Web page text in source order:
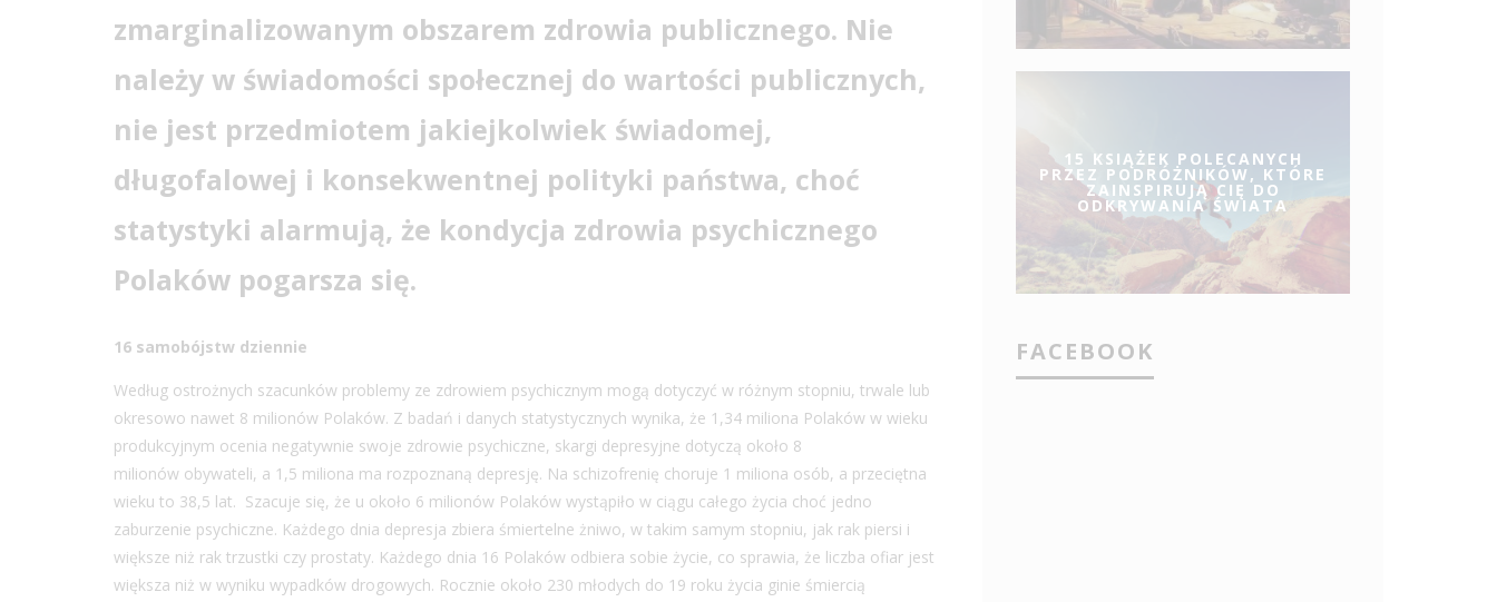
zmarginalizowanym obszarem zdrowia publicznego. Nie
należy w świadomości społecznej do wartości publicznych,
nie jest przedmiotem jakiejkolwiek świadomej,
długofalowej i konsekwentnej polityki państwa, choć
statystyki alarmują, że kondycja zdrowia psychicznego
Polaków pogarsza się.
16 samobójstw dziennie
Według ostrożnych szacunków problemy ze zdrowiem psychicznym mogą dotyczyć w różnym stopniu, trwale lub
okresowo nawet 8 milionów Polaków. Z badań i danych statystycznych wynika, że 1,34 miliona Polaków w wieku
produkcyjnym ocenia negatywnie swoje zdrowie psychiczne, skargi depresyjne dotyczą około 8
milionów obywateli, a 1,5 miliona ma rozpoznaną depresję. Na schizofrenię choruje 1 miliona osób, a przeciętna
wieku to 38,5 lat. Szacuje się, że u około 6 milionów Polaków wystąpiło w ciągu całego życia choć jedno
zaburzenie psychiczne. Każdego dnia depresja zbiera śmiertelne żniwo, w takim samym stopniu, jak rak piersi i
większe niż rak trzustki czy prostaty. Każdego dnia 16 Polaków odbiera sobie życie, co sprawia, że liczba ofiar jest
większa niż w wyniku wypadków drogowych. Rocznie około 230 młodych do 19 roku życia ginie śmiercią
15 KSIĄŻEK POLECANYCH
PRZEZ PODRÓŻNIKÓW, KTÓRE
ZAINSPIRUJĄ CIĘ DO
ODKRYWANIA ŚWIATA
FACEBOOK